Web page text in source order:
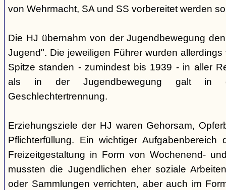
von Wehrmacht, SA und SS vorbereitet werden
Die HJ übernahm von der Jugendbewegung
Jugend". Die jeweiligen Führer wurden
Spitze standen - zumindest bis 1939 - in aller
als in der Jugendbewegung galt in
Geschlechtertrennung.
Erziehungsziele der HJ waren Gehorsam,
Pflichterfüllung. Ein wichtiger
Freizeitgestaltung in Form von Wochenend-
mussten die Jugendlichen eher soziale
oder Sammlungen verrichten, aber auch im